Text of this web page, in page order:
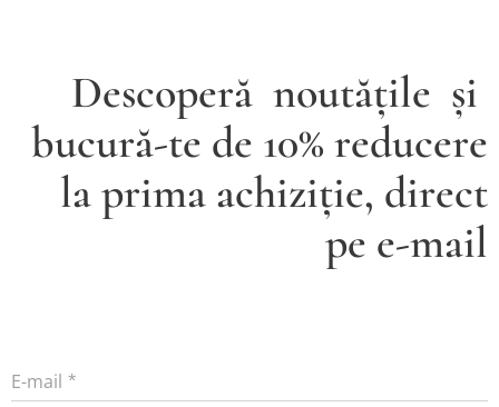
Descoperă noutățile și
bucură-te de 10% reducere
la prima achiziție, direct
pe e-mail
E-mail